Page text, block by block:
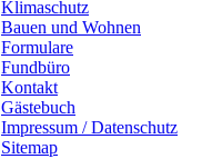
Klimaschutz
Bauen und Wohnen
Formulare
Fundbüro
Kontakt
Gästebuch
Impressum / Datenschutz
Sitemap